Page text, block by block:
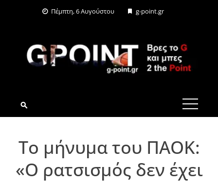
Πέμπτη, 6 Αυγούστου g-point.gr
G-POINT.GR
Το μήνυμα του ΠΑΟΚ:
«Ο ρατσισμός δεν έχει